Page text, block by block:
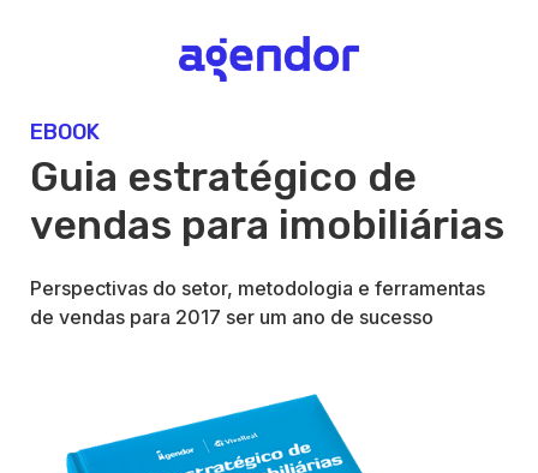
EBOOK
Guia estratégico de
vendas para imobiliárias
Perspectivas do setor, metodologia e ferramentas
de vendas para 2017 ser um ano de sucesso